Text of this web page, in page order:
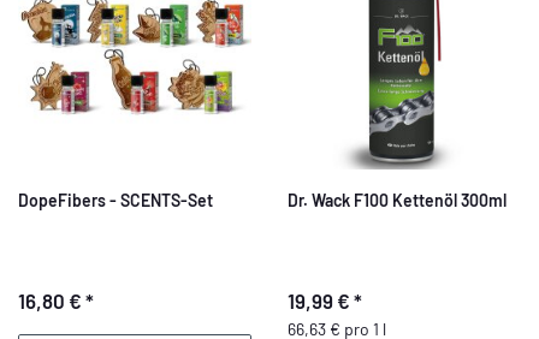
DopeFibers - SCENTS-Set
16,80 € *
Dr. Wack F100 Kettenöl 300ml
19,99 € *
66,63 € pro 1 l